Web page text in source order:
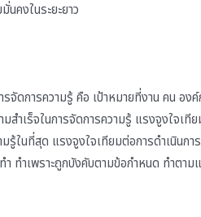
นคงในระยะยาว
จัดการความรู้ คือ เป้าหมายที่งาน คน อง
ำเร็จในการจัดการความรู้ แรงจูงใจเทีย
รู้ในที่สุด แรงจูงใจเทียมต่อการดำเนินกา
ทำเพราะถูกบังคับตามข้อกำหนด ทำตา